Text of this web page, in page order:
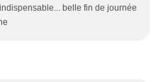
belle fin de journée